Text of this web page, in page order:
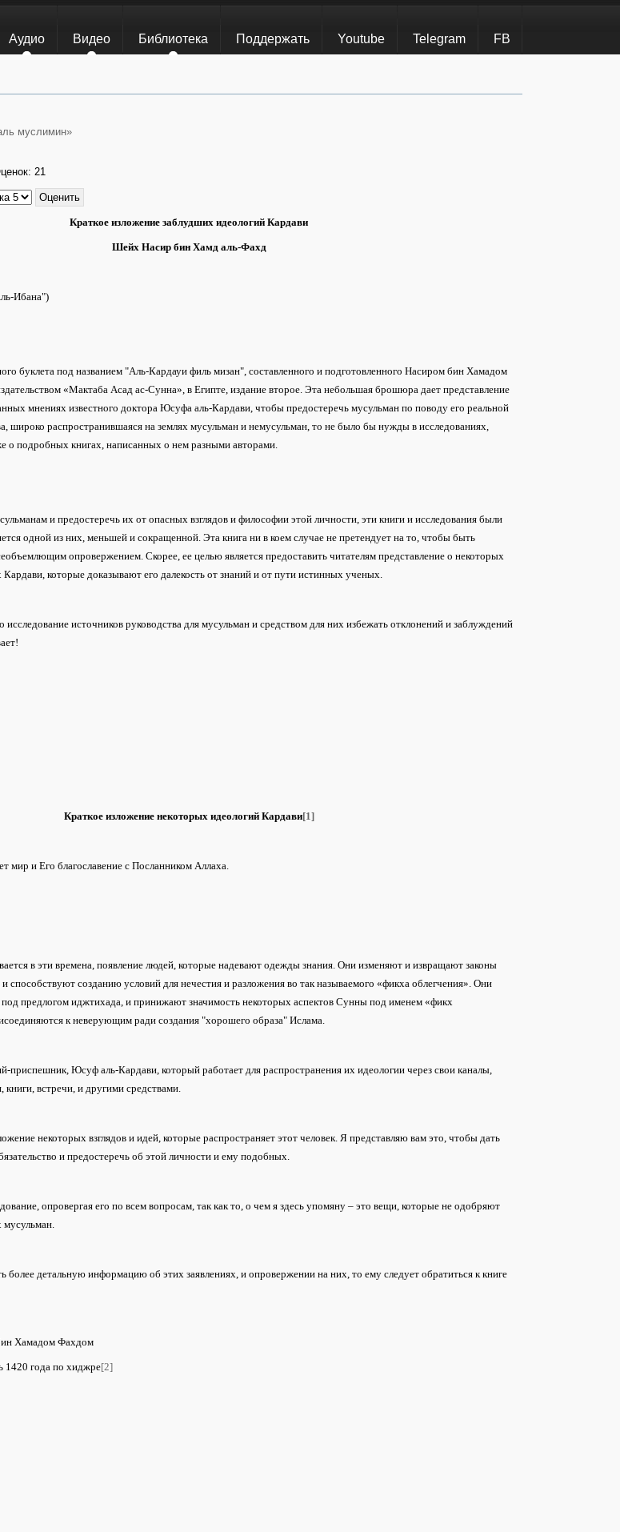
Аудио Видео Библиотека Поддержать Youtube Telegram FB
муслимин»
21
Краткое изложение заблудших идеологий Кардави
Шейх Насир бин Хамд аль-Фахд
Ибана")
буклета под названием "Аль-Кардауи филь мизан", составленного и подготовленного Насиром бин Хамадом
«Мактаба Асад ас-Сунна», в Египте, издание второе. Эта небольшая брошюра дает представление
мнениях известного доктора Юсуфа аль-Кардави, чтобы предостеречь мусульман по поводу его реальной
широко распространившаяся на землях мусульман и немусульман, то не было бы нужды в исследованиях,
о подробных книгах, написанных о нем разными авторами.
и предостеречь их от опасных взглядов и философии этой личности, эти книги и исследования были
одной из них, меньшей и сокращенной. Эта книга ни в коем случае не претендует на то, чтобы быть
опровержением. Скорее, ее целью является предоставить читателям представление о некоторых
Кардави, которые доказывают его далекость от знаний и от пути истинных ученых.
источников руководства для мусульман и средством для них избежать отклонений и заблуждений
Краткое изложение некоторых идеологий Кардави[1]
мир и Его благославение с Посланником Аллаха.
в эти времена, появление людей, которые надевают одежды знания. Они изменяют и извращают законы
способствуют созданию условий для нечестия и разложения во так называемого «фикха облегчения». Они
предлогом иджтихада, и принижают значимость некоторых аспектов Сунны под именем «фикх
к неверующим ради создания "хорошего образа" Ислама.
приспешник, Юсуф аль-Кардави, который работает для распространения их идеологии через свои каналы,
встречи, и другими средствами.
некоторых взглядов и идей, которые распространяет этот человек. Я представляю вам это, чтобы дать
и предостеречь об этой личности и ему подобных.
опровергая его по всем вопросам, так как то, о чем я здесь упомяну – это вещи, которые не одобряют
более детальную информацию об этих заявлениях, и опровержении на них, то ему следует обратиться к книге
Хамадом Фахдом
1420 года по хиджре[2]